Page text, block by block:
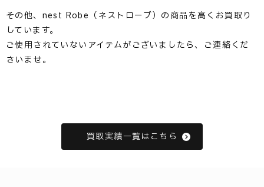
その他、nest Robe（ネストローブ）の商品を高くお買取り
しています。
ご使用されていないアイテムがございましたら、ご連絡くだ
さいませ。
買取実績一覧はこちら